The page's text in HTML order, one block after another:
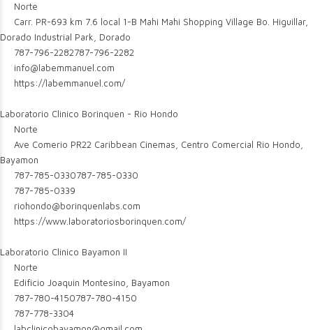
Norte
Carr. PR-693 km 7.6 local 1-B Mahi Mahi Shopping Village Bo. Higuillar,
Dorado Industrial Park, Dorado
787-796-2282787-796-2282
info@labemmanuel.com
https://labemmanuel.com/
Laboratorio Clinico Borinquen - Rio Hondo
Norte
Ave Comerio PR22 Caribbean Cinemas, Centro Comercial Rio Hondo,
Bayamon
787-785-0330787-785-0330
787-785-0339
riohondo@borinquenlabs.com
https://www.laboratoriosborinquen.com/
Laboratorio Clinico Bayamon II
Norte
Edificio Joaquin Montesino, Bayamon
787-780-4150787-780-4150
787-778-3304